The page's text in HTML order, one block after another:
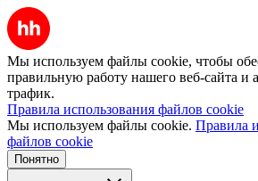
Мы используем файлы cookie, чтобы
правильную работу нашего веб-сайта и
трафик.
Правила использования файлов cookie
Мы используем файлы cookie. Правила
файлов cookie
Понятно